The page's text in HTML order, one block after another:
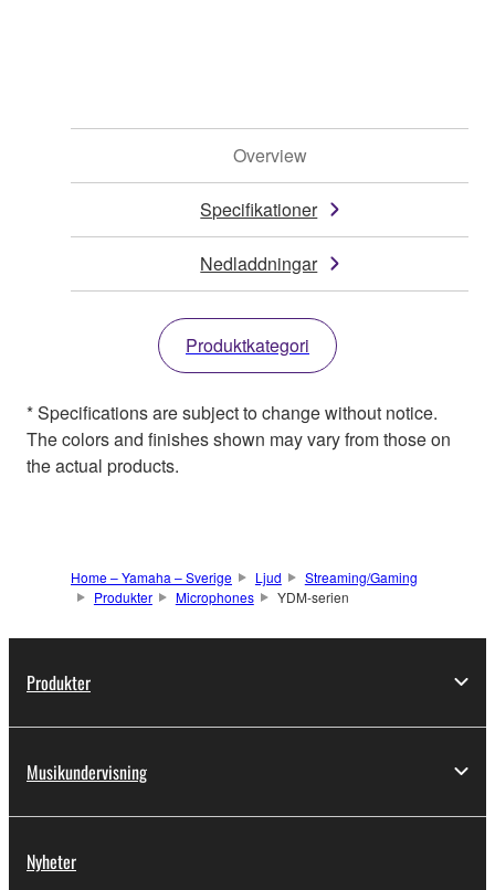
Overview
Specifikationer
Nedladdningar
Produktkategori
* Specifications are subject to change without notice.
The colors and finishes shown may vary from those on
the actual products.
Home – Yamaha – Sverige Ljud
Streaming/Gaming
Produkter
Microphones YDM-serien
Produkter
Musikundervisning
Nyheter